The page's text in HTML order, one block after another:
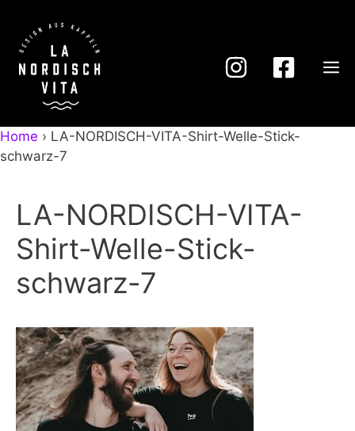
Inhalt
springen
Home › LA-NORDISCH-VITA-Shirt-Welle-Stick-
schwarz-7
LA-NORDISCH-VITA-
Shirt-Welle-Stick-
schwarz-7